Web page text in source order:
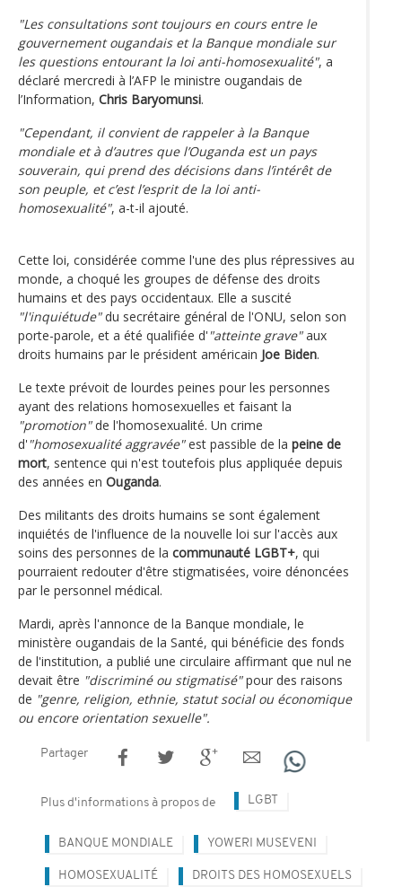
"Les consultations sont toujours en cours entre le
gouvernement ougandais et la Banque mondiale sur
les questions entourant la loi anti-homosexualité", a
déclaré mercredi à l’AFP le ministre ougandais de
l’Information, Chris Baryomunsi.
"Cependant, il convient de rappeler à la Banque
mondiale et à d’autres que l’Ouganda est un pays
souverain, qui prend des décisions dans l’intérêt de
son peuple, et c’est l’esprit de la loi anti-
homosexualité", a-t-il ajouté.
Cette loi, considérée comme l'une des plus répressives au
monde, a choqué les groupes de défense des droits
humains et des pays occidentaux. Elle a suscité
"l'inquiétude"du secrétaire général de l'ONU, selon son
porte-parole, et a été qualifiée d' "atteinte grave"aux
droits humains par le président américain Joe Biden.
Le texte prévoit de lourdes peines pour les personnes
ayant des relations homosexuelles et faisant la
"promotion"de l'homosexualité. Un crime
d' "homosexualité aggravée"est passible de la peine de
mort, sentence qui n'est toutefois plus appliquée depuis
des années en Ouganda.
Des militants des droits humains se sont également
inquiétés de l'influence de la nouvelle loi sur l'accès aux
soins des personnes de la communauté LGBT+, qui
pourraient redouter d'être stigmatisées, voire dénoncées
par le personnel médical.
Mardi, après l'annonce de la Banque mondiale, le
ministère ougandais de la Santé, qui bénéficie des fonds
de l'institution, a publié une circulaire affirmant que nul ne
devait être "discriminé ou stigmatisé"pour des raisons
de "genre, religion, ethnie, statut social ou économique
ou encore orientation sexuelle".
Partager
Plus d'informations à propos de LGBT
BANQUE MONDIALE YOWERI MUSEVENI
HOMOSEXUALITÉ DROITS DES HOMOSEXUELS